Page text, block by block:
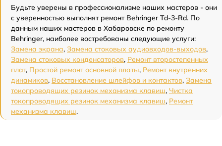
Будьте уверены в профессионализме наших мастеров - они
с уверенностью выполнят ремонт Behringer Td-3-Rd. По
данным наших мастеров в Хабаровске по ремонту
Behringer, наиболее востребованы следующие услуги:
Замена экрана, Замена стоковых аудиовходов-выходов,
Замена стоковых конденсаторов, Ремонт второстепенных
плат, Простой ремонт основной платы, Ремонт внутренних
динамиков, Восстановление шлейфов и контактов, Замена
токопроводящих резинок механизма клавиш, Чистка
токопроводящих резинок механизма клавиш, Ремонт
механизма клавиш.